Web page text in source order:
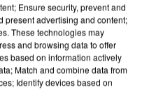
Ensure security, prevent and
present advertising and content;
These technologies may
and browsing data to offer
based on information actively
Match and combine data from
Identify devices based on